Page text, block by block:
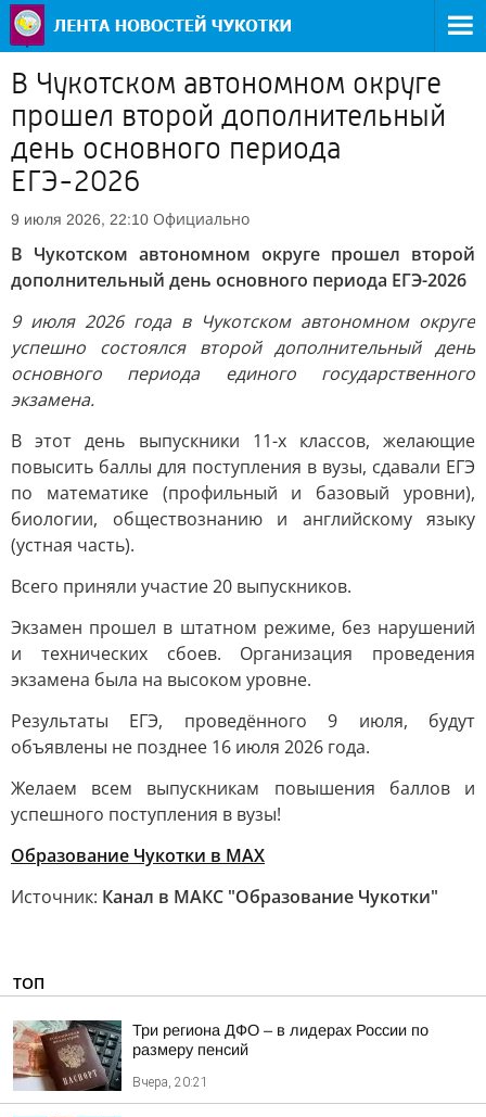
В Чукотском автономном округе
прошел второй дополнительный
день основного периода
ЕГЭ-2026
9 июля 2026, 22:10 Официально
В Чукотском автономном округе прошел второй
дополнительный день основного периода ЕГЭ-2026
9 июля 2026 года в Чукотском автономном округе
успешно состоялся второй дополнительный день
основного периода единого государственного
экзамена.
В этот день выпускники 11-х классов, желающие
повысить баллы для поступления в вузы, сдавали ЕГЭ
по математике (профильный и базовый уровни),
биологии, обществознанию и английскому языку
(устная часть).
Всего приняли участие 20 выпускников.
Экзамен прошел в штатном режиме, без нарушений
и технических сбоев. Организация проведения
экзамена была на высоком уровне.
Результаты ЕГЭ, проведённого 9 июля, будут
объявлены не позднее 16 июля 2026 года.
Желаем всем выпускникам повышения баллов и
успешного поступления в вузы!
Образование Чукотки в MAX
Источник: Канал в МАКС "Образование Чукотки"
ТОП
Три региона ДФО – в лидерах России по
размеру пенсий
Вчера, 20:21